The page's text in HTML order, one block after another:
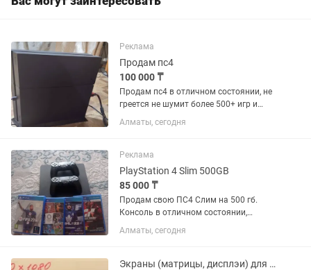
Реклама
Продам пс4
100 000 ₸
Продам пс4 в отличном состоянии, не
греется не шумит более 500+ игр и
подписка до мая месяца
Алматы, сегодня
Реклама
PlayStation 4 Slim 500GB
85 000 ₸
Продам свою ПС4 Слим на 500 гб.
Консоль в отличном состоянии,
работает тихо, не шумит и не греется.
Не вскрывалась, пломбы на месте. В
(оба рабочие, стики не ведут) и...
Алматы, сегодня
Экраны (матрицы, дисплэи) для ноутбука 17.3, 15.6, 13.3, 10.1